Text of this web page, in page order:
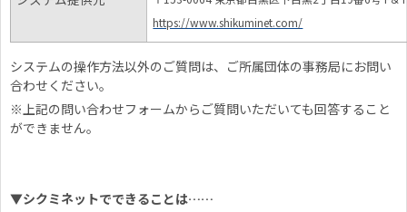
https://www.shikuminet.com/
システムの操作方法以外のご質問は、ご所属団体の事務局にお問い
合わせください。
※上記の問い合わせフォームからご質問いただいても回答すること
ができません。
▼シクミネットでできることは……